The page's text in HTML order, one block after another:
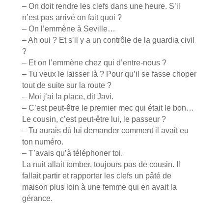
– On doit rendre les clefs dans une heure. S’il
n’est pas arrivé on fait quoi ?
– On l’emmène à Seville…
– Ah oui ? Et s’il y a un contrôle de la guardia civil
?
– Et on l’emmène chez qui d’entre-nous ?
– Tu veux le laisser là ? Pour qu’il se fasse choper
tout de suite sur la route ?
– Moi j’ai la place, dit Javi.
– C’est peut-être le premier mec qui était le bon…
Le cousin, c’est peut-être lui, le passeur ?
– Tu aurais dû lui demander comment il avait eu
ton numéro.
– T’avais qu’à téléphoner toi.
La nuit allait tomber, toujours pas de cousin. Il
fallait partir et rapporter les clefs un pâté de
maison plus loin à une femme qui en avait la
gérance.